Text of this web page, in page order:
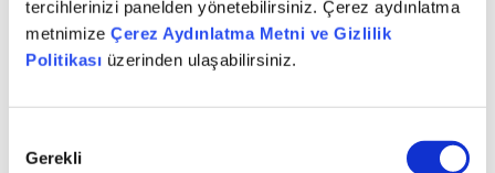
tercihlerinizi panelden yönetebilirsiniz. Çerez aydınlatma
metnimize Çerez Aydınlatma Metni ve Gizlilik
Politikası üzerinden ulaşabilirsiniz.
Seçimi
Gerekli